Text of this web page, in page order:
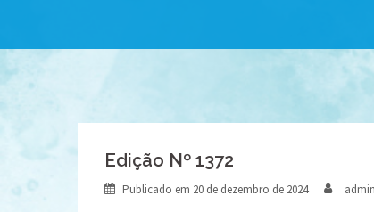
Edição Nº 1372
Publicado em 20 de dezembro de 2024 admin